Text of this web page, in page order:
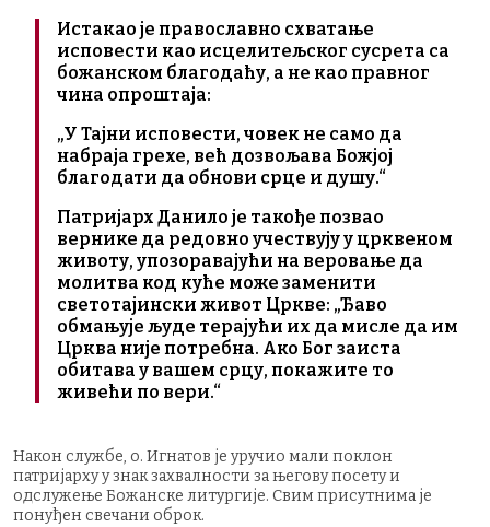
Истакао је православно схватање
исповести као исцелитељског сусрета са
божанском благодаћу, а не као правног
чина опроштаја:
„У Тајни исповести, човек не само да
набраја грехе, већ дозвољава Божјој
благодати да обнови срце и душу.“
Патријарх Данило је такође позвао
вернике да редовно учествују у црквеном
животу, упозоравајући на веровање да
молитва код куће може заменити
светотајински живот Цркве: „Ђаво
обмањује људе терајући их да мисле да им
Црква није потребна. Ако Бог заиста
обитава у вашем срцу, покажите то
живећи по вери.“
Након службе, о. Игнатов је уручио мали поклон
патријарху у знак захвалности за његову посету и
одслужење Божанске литургије. Свим присутнима је
понуђен свечани оброк.